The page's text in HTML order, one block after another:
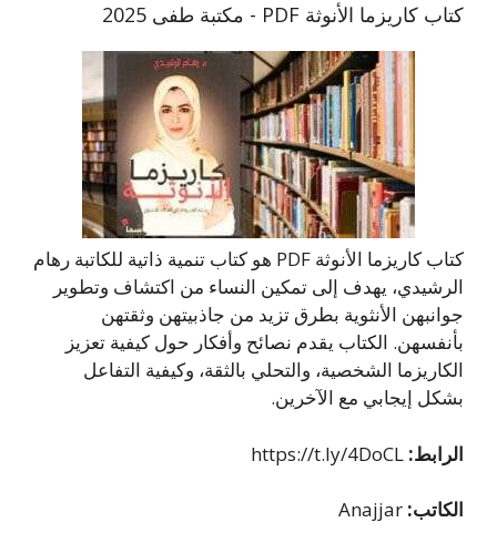
كتاب كاريزما الأنوثة PDF - مكتبة طفى 2025
كتاب كاريزما الأنوثة PDF هو كتاب تنمية ذاتية للكاتبة رهام
الرشيدي، يهدف إلى تمكين النساء من اكتشاف وتطوير
جوانبهن الأنثوية بطرق تزيد من جاذبيتهن وثقتهن
بأنفسهن. الكتاب يقدم نصائح وأفكار حول كيفية تعزيز
الكاريزما الشخصية، والتحلي بالثقة، وكيفية التفاعل
بشكل إيجابي مع الآخرين.
الرابط: https://t.ly/4DoCL
الكاتب: Anajjar